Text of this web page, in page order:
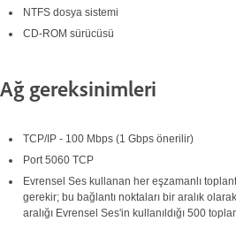
NTFS dosya sistemi
CD-ROM sürücüsü
Ağ gereksinimleri
TCP/IP - 100 Mbps (1 Gbps önerilir)
Port 5060 TCP
Evrensel Ses kullanan her eşzamanlı
gerekir; bu bağlantı noktaları bir aralık
aralığı Evrensel Ses'in kullanıldığı 500